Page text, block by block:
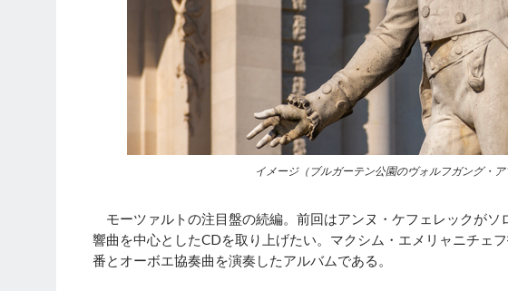
イメージ（ブルガーテン公園のヴォルフガング・ア
モーツァルトの注目盤の続編。前回はアンヌ・ケフェレックが
響曲を中心としたCDを取り上げたい。マクシム・エメリャニチェ
番とオーボエ協奏曲を演奏したアルバムである。